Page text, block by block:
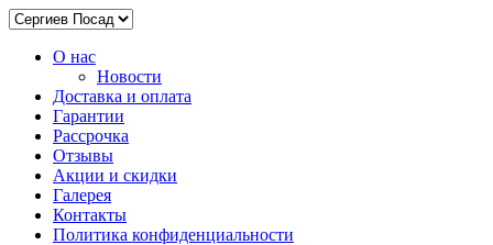
О нас
Новости
Доставка и оплата
Гарантии
Рассрочка
Отзывы
Акции и скидки
Галерея
Контакты
Политика конфиденциальности